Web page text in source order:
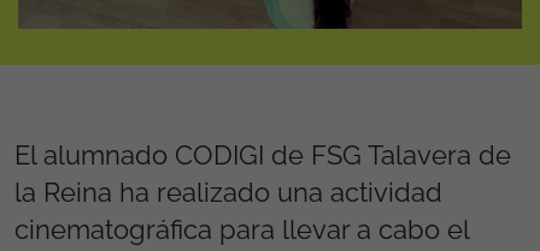
El alumnado CODIGI de FSG Talavera de
la Reina ha realizado una actividad
cinematográfica para llevar a cabo el